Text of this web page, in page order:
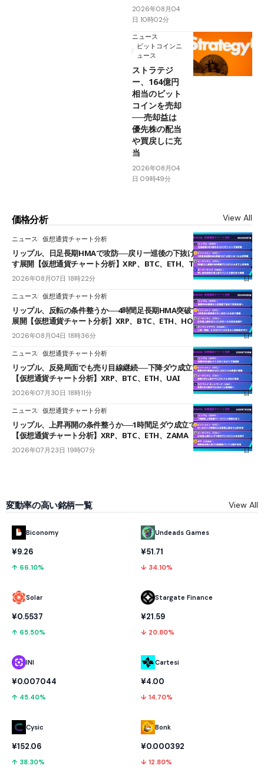
2026年08月04
日 10時02分
ニュース
ビットコインニ
ュース
ストラテジ
ー、164億円
相当のビット
コインを売却
──売却益は
優先株の配当
や買戻しに充
当
2026年08月04
日 09時49分
価格分析 View All
ニュース 仮想通貨チャート分析
リップル、日足長期HMAで攻防──戻り一巡後の下抜けで0.95ドルを試
す展開【仮想通貨チャート分析】XRP、BTC、ETH、TAKE
2026年08月07日 18時22分
ニュース 仮想通貨チャート分析
リップル、反転の条件整うか──4時間足長期HMA突破で雲下端を目指す
展開【仮想通貨チャート分析】XRP、BTC、ETH、HOME
2026年08月04日 18時36分
ニュース 仮想通貨チャート分析
リップル、反発局面でも売り目線継続──下降ダウ成立で下値追う展開
【仮想通貨チャート分析】XRP、BTC、ETH、UAI
2026年07月30日 18時11分
ニュース 仮想通貨チャート分析
リップル、上昇再開の条件整うか──1時間足ダウ成立で1.185ドルを狙う
【仮想通貨チャート分析】XRP、BTC、ETH、ZAMA
2026年07月23日 19時07分
変動率の高い銘柄一覧 View All
Biconomy
¥9.26
↑ 66.10%
Solar
¥0.5537
↑ 65.50%
INI
¥0.007044
↑ 45.40%
Cysic
¥152.06
↑ 38.30%
Undeads Games
¥51.71
↓ 34.10%
Stargate Finance
¥21.59
↓ 20.80%
Cartesi
¥4.00
↓ 14.70%
Bonk
¥0.000392
↓ 12.80%